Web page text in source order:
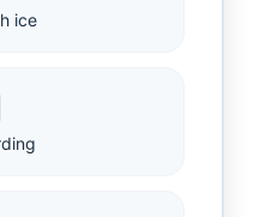
ice